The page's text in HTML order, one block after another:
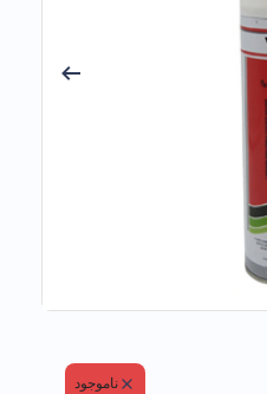
ناموجود